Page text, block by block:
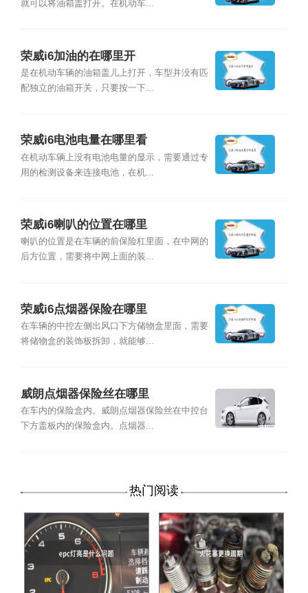
就可以将油箱盖打开。在机动车...
荣威i6加油的在哪里开
是在机动车辆的油箱盖儿上打开，车型并没有匹
配独立的油箱开关，只要按一下...
荣威i6电池电量在哪里看
在机动车辆上没有电池电量的显示，需要通过专
用的检测设备来连接电池，在机...
荣威i6喇叭的位置在哪里
喇叭的位置是在车辆的前保险杠里面，在中网的
后方位置，需要将中网上面的装...
荣威i6点烟器保险在哪里
在车辆的中控左侧出风口下方储物盒里面，需要
将储物盒的装饰板拆卸，就能够...
威朗点烟器保险丝在哪里
在车内的保险盒内。威朗点烟器保险丝在中控台
下方盖板内的保险盒内。点烟器...
热门阅读